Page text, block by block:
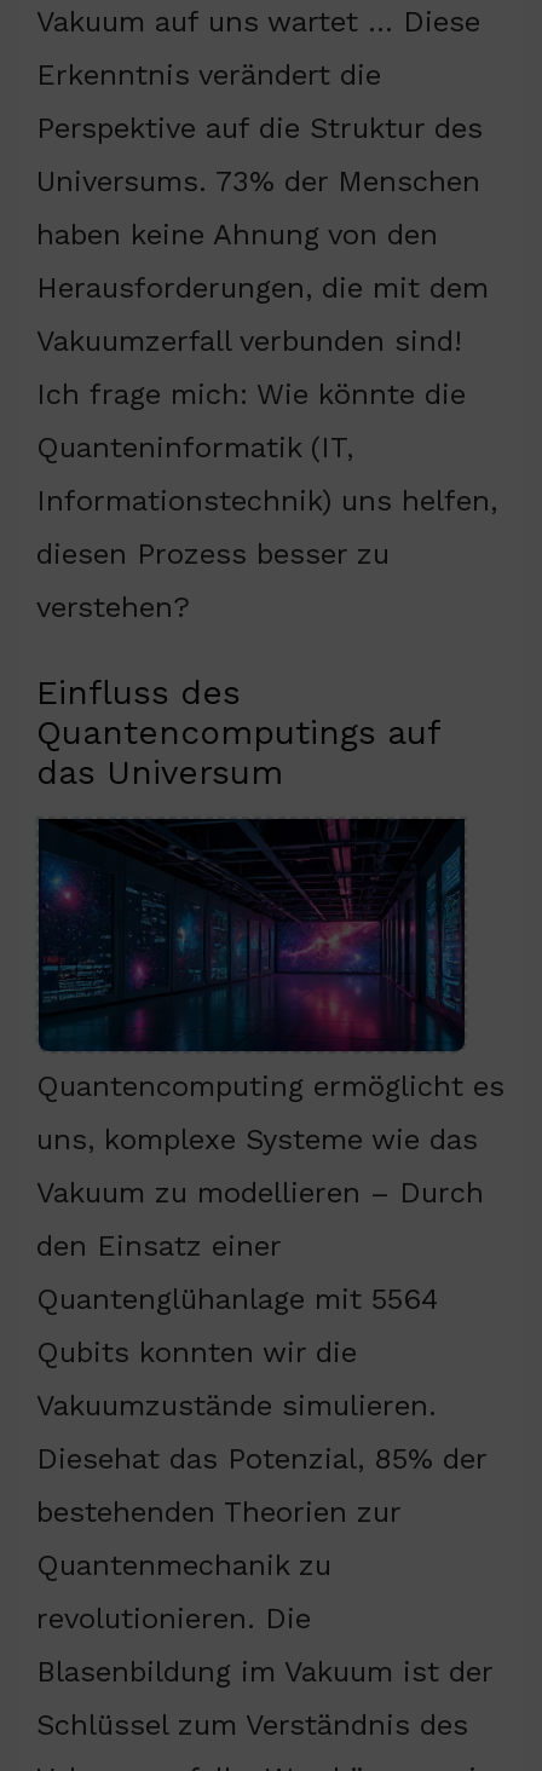
Vakuum auf uns wartet … Diese
Erkenntnis verändert die
Perspektive auf die Struktur des
Universums. 73% der Menschen
haben keine Ahnung von den
Herausforderungen, die mit dem
Vakuumzerfall verbunden sind!
Ich frage mich: Wie könnte die
Quanteninformatik (IT,
Informationstechnik) uns helfen,
diesen Prozess besser zu
verstehen?
Einfluss des
Quantencomputings auf
das Universum
Quantencomputing ermöglicht es
uns, komplexe Systeme wie das
Vakuum zu modellieren – Durch
den Einsatz einer
Quantenglühanlage mit 5564
Qubits konnten wir die
Vakuumzustände simulieren.
Diesehat das Potenzial, 85% der
bestehenden Theorien zur
Quantenmechanik zu
revolutionieren. Die
Blasenbildung im Vakuum ist der
Schlüssel zum Verständnis des